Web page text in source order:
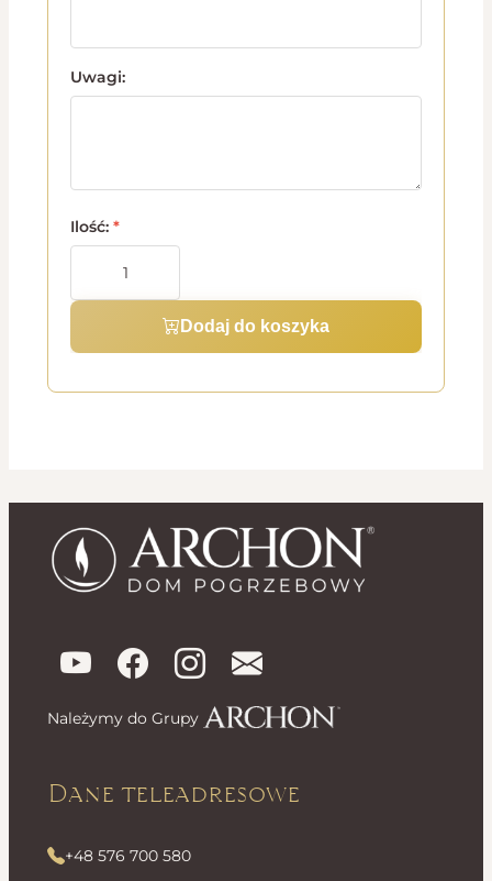
Uwagi:
Ilość: *
Dodaj do koszyka
Należymy do Grupy
Dane teleadresowe
+48 576 700 580